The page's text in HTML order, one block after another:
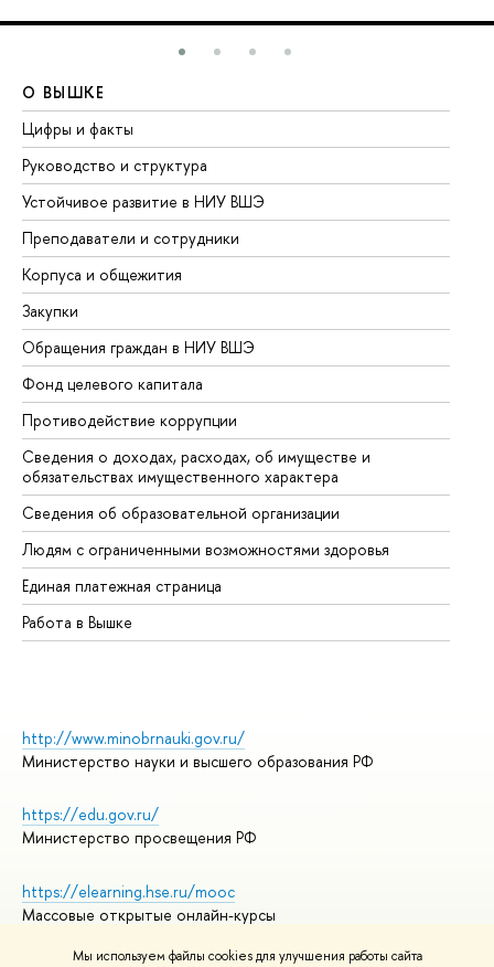
Мы используем файлы cookies для улучшения работы сайта
О ВЫШКЕ
Цифры и факты
Руководство и структура
Устойчивое развитие в НИУ ВШЭ
Преподаватели и сотрудники
Корпуса и общежития
Закупки
Обращения граждан в НИУ ВШЭ
Фонд целевого капитала
Противодействие коррупции
Сведения о доходах, расходах, об имуществе и
обязательствах имущественного характера
Сведения об образовательной организации
Людям с ограниченными возможностями здоровья
Единая платежная страница
Работа в Вышке
http://www.minobrnauki.gov.ru/
Министерство науки и высшего образования РФ
https://edu.gov.ru/
Министерство просвещения РФ
https://elearning.hse.ru/mooc
Массовые открытые онлайн-курсы